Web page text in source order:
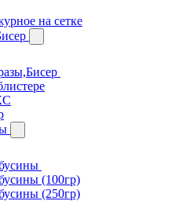
на сетке
(100гр)
(250гр)